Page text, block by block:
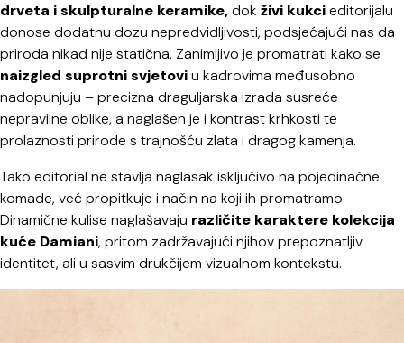
drveta i skulpturalne keramike,dok živi kukcieditorijalu
donose dodatnu dozu nepredvidljivosti, podsjećajući nas da
priroda nikad nije statična. Zanimljivo je promatrati kako se
naizgled suprotni svjetoviu kadrovima međusobno
nadopunjuju – precizna draguljarska izrada susreće
nepravilne oblike, a naglašen je i kontrast krhkosti te
prolaznosti prirode s trajnošću zlata i dragog kamenja.
Tako editorial ne stavlja naglasak isključivo na pojedinačne
komade, već propitkuje i način na koji ih promatramo.
Dinamične kulise naglašavaju različite karaktere kolekcija
kuće Damiani, pritom zadržavajući njihov prepoznatljiv
identitet, ali u sasvim drukčijem vizualnom kontekstu.